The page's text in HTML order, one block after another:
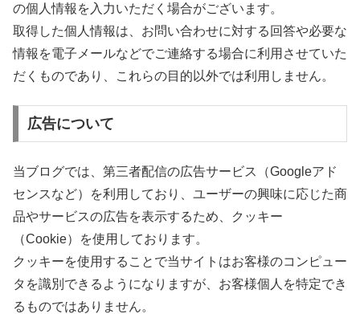
の個人情報を入力いただく場合がございます。
取得した個人情報は、お問い合わせに対する回答や必要な
情報を電子メールなどでご連絡する場合に利用させていた
だくものであり、これらの目的以外では利用しません。
広告について
当ブログでは、第三者配信の広告サービス（Googleアド
センスなど）を利用しており、ユーザーの興味に応じた商
品やサービスの広告を表示するため、クッキー
（Cookie）を使用しております。
クッキーを使用することで当サイトはお客様のコンピュー
タを識別できるようになりますが、お客様個人を特定でき
るものではありません。